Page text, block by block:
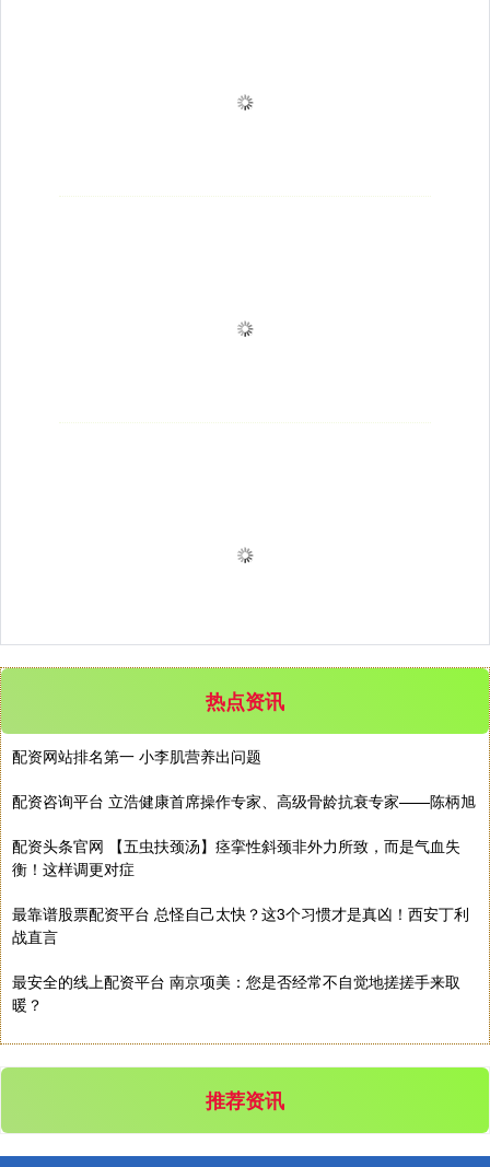
热点资讯
配资网站排名第一 小李肌营养出问题
配资咨询平台 立浩健康首席操作专家、高级骨龄抗衰专家——陈柄旭
配资头条官网 【五虫扶颈汤】痉挛性斜颈非外力所致，而是气血失
衡！这样调更对症
最靠谱股票配资平台 总怪自己太快？这3个习惯才是真凶！西安丁利
战直言
最安全的线上配资平台 南京项美：您是否经常不自觉地搓搓手来取
暖？
推荐资讯